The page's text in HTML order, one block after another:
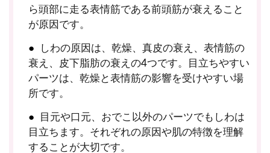
ら頭部に走る表情筋である前頭筋が衰えること
が原因です。
しわの原因は、乾燥、真皮の衰え、表情筋の
衰え、皮下脂肪の衰えの4つです。目立ちやすい
パーツは、乾燥と表情筋の影響を受けやすい場
所です。
目元や口元、おでこ以外のパーツでもしわは
目立ちます。それぞれの原因や肌の特徴を理解
することが大切です。